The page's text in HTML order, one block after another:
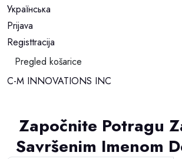
Українська
Prijava
Registtracija
Pregled košarice
C-M INNOVATIONS INC
Započnite Potragu
Savršenim Imenom